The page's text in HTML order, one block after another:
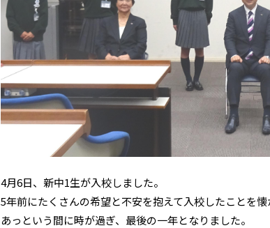
4月6日、新中1生が入校しました。
5年前にたくさんの希望と不安を抱えて入校したことを懐
あっという間に時が過ぎ、最後の一年となりました。